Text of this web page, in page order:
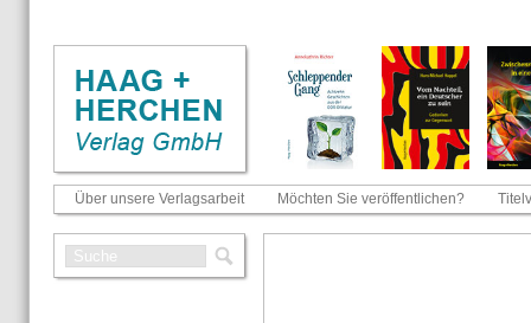
Über unsere Verlagsarbeit Möchten Sie veröffentlichen?